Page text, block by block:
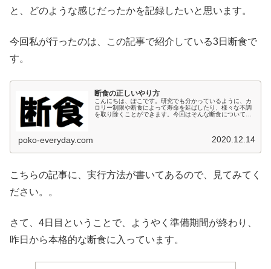
と、どのような感じだったかを記録したいと思います。
今回私が行ったのは、この記事で紹介している3日断食で
す。
断食の正しいやり方
こんにちは、ぽこです。研究でも分かっているように、カ
ロリー制限や断食によって寿命を延ばしたり、様々な不調
を取り除くことができます。今回はそんな断食について、
poko-everyday.com 2020.12.14
こちらの記事に、実行方法が書いてあるので、見てみてく
ださい。。
さて、4日目ということで、ようやく準備期間が終わり、
昨日から本格的な断食に入っています。